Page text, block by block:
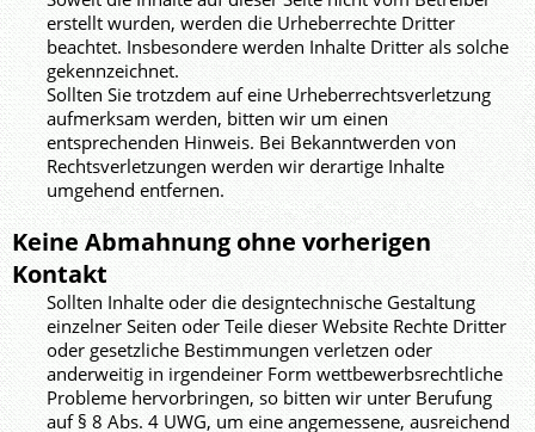
erstellt wurden, werden die Urheberrechte Dritter
beachtet. Insbesondere werden Inhalte Dritter als solche
gekennzeichnet.
Sollten Sie trotzdem auf eine Urheberrechtsverletzung
aufmerksam werden, bitten wir um einen
entsprechenden Hinweis. Bei Bekanntwerden von
Rechtsverletzungen werden wir derartige Inhalte
umgehend entfernen.
Keine Abmahnung ohne vorherigen
Kontakt
Sollten Inhalte oder die designtechnische Gestaltung
einzelner Seiten oder Teile dieser Website Rechte Dritter
oder gesetzliche Bestimmungen verletzen oder
anderweitig in irgendeiner Form wettbewerbsrechtliche
Probleme hervorbringen, so bitten wir unter Berufung
auf § 8 Abs. 4 UWG, um eine angemessene, ausreichend